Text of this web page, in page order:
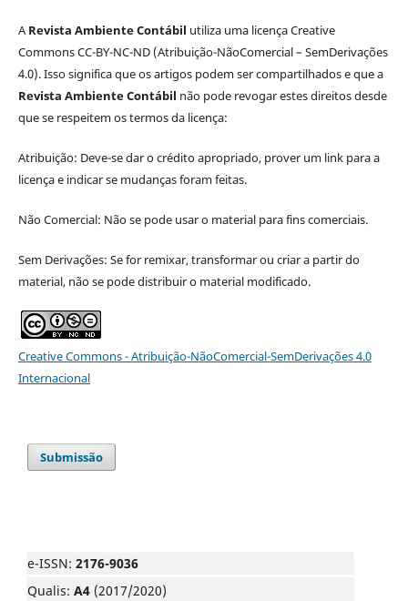
ARevista Ambiente Contábil utiliza uma licença Creative
Commons CC-BY-NC-ND (Atribuição-NãoComercial – SemDerivações
4.0). Isso significa que os artigos podem ser compartilhados e que a
Revista Ambiente Contábil não pode revogar estes direitos desde
que se respeitem os termos da licença:
Atribuição: Deve-se dar o crédito apropriado, prover um link para a
licença e indicar se mudanças foram feitas.
Não Comercial: Não se pode usar o material para fins comerciais.
Sem Derivações: Se for remixar, transformar ou criar a partir do
material, não se pode distribuir o material modificado.
Creative Commons - Atribuição-NãoComercial-SemDerivações 4.0
Internacional
Submissão
e-ISSN: 2176-9036
Qualis: A4 (2017/2020)